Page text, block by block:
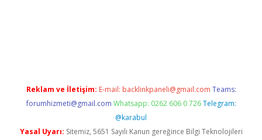
Reklam ve İletişim: E-mail: backlinkpaneli@gmail.com Teams:
forumhizmeti@gmail.com Whatsapp: 0262 606 0 726 Telegram:
@karabul
Yasal Uyarı: Sitemiz, 5651 Sayılı Kanun gereğince Bilgi Teknolojileri